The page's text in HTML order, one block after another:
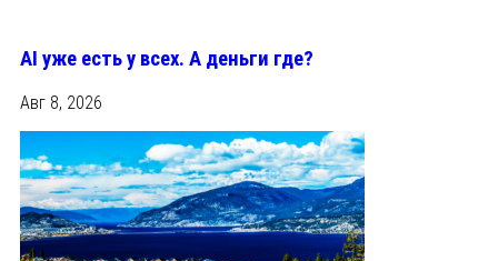
AI уже есть у всех. А деньги где?
Авг 8, 2026